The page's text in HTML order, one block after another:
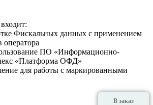
Фискальных данных с применением
оператора
ПО «Информационно-
«Платформа ОФД»
для работы с маркированными
В заказ